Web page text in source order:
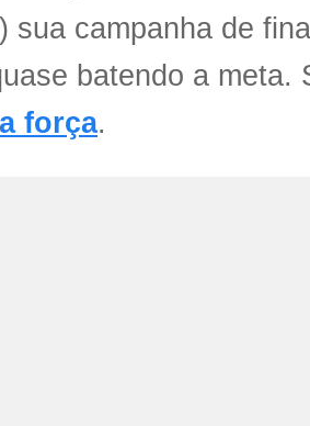
sua campanha de
batendo a meta.
força.